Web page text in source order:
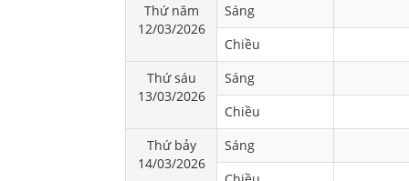
Thứ năm
12/03/2026
Sáng
Chiều
Thứ sáu
13/03/2026
Sáng
Chiều
Thứ bảy
14/03/2026
Sáng